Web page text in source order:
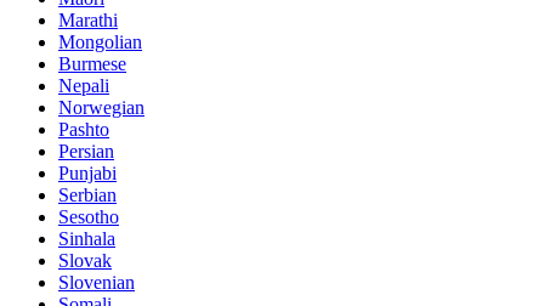
Marathi
Mongolian
Burmese
Nepali
Norwegian
Pashto
Persian
Punjabi
Serbian
Sesotho
Sinhala
Slovak
Slovenian